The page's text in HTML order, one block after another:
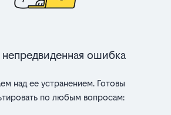
непредвиденная ошибка
над ее устранением. Готовы
по любым вопросам: